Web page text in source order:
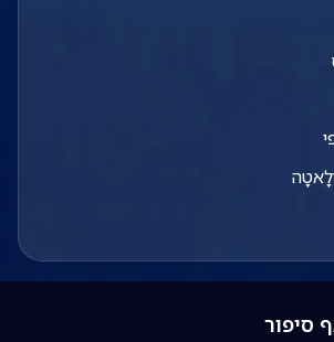
סיפור